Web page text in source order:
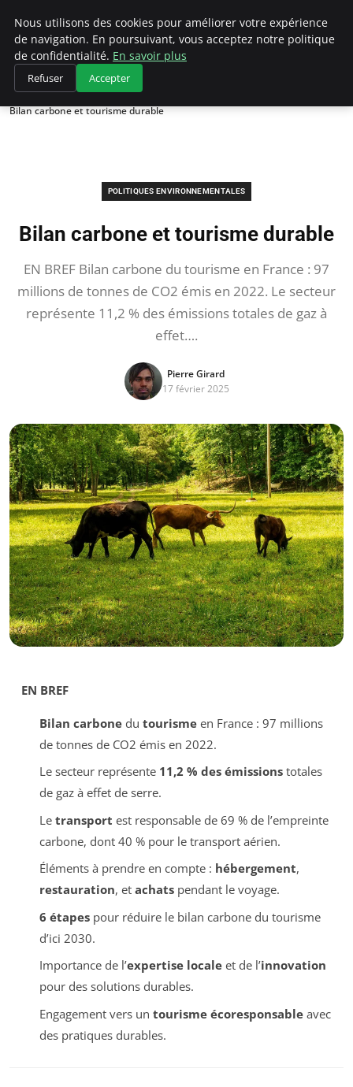
Climategatecountryclub.com
Accueil
Politiques environnementales
Bilan carbone et tourisme durable
POLITIQUES ENVIRONNEMENTALES
Bilan carbone et tourisme durable
EN BREF Bilan carbone du tourisme en France : 97
millions de tonnes de CO2 émis en 2022. Le secteur
représente 11,2 % des émissions totales de gaz à
effet….
Pierre Girard
17 février 2025
EN BREF
Bilan carbonedu tourismeen France : 97 millions
de tonnes de CO2 émis en 2022.
Le secteur représente 11,2 % des émissionstotales
de gaz à effet de serre.
Le transport est responsable de 69 % de l’empreinte
carbone, dont 40 % pour le transport aérien.
Éléments à prendre en compte : hébergement,
restauration, et achatspendant le voyage.
6 étapespour réduire le bilan carbone du tourisme
d’ici 2030.
Importance de l’expertise localeet de l’innovation
pour des solutions durables.
Engagement vers un tourisme écoresponsableavec
des pratiques durables.
Nous utilisons des cookies pour améliorer votre expérience
de navigation. En poursuivant, vous acceptez notre politique
de confidentialité. En savoir plus
Refuser Accepter